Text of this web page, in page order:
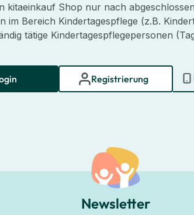
kitaeinkauf Shop nur nach
Bereich Kindertagespflege (z.B.
tätige Kindertagespflegepersonen
Registrierung
Newsletter